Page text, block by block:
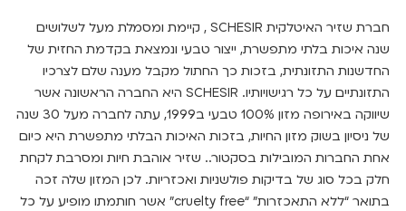
חברת שזיר האיטלקית SCHESIR , קיימת ומסמלת מעל לשלושים
שנה איכות בלתי מתפשרת, ייצור טבעי ונמצאת בקדמת החזית של
החדשנות התזונתית, בזכות כך החתול מקבל מענה שלם לצרכיו
התזונתיים על כל רגישויותיו. SCHESIR היא החברה הראשונה אשר
שיווקה באירופה מזון 100% טבעי ב1999, עתה לחברה מעל 30 שנה
של ניסיון בשוק מזון החיות, בזכות האיכות הבלתי מתפשרת היא כיום
אחת החברות המובילות בסקטור.. שזיר אוהבת חיות ומסרבת לקחת
חלק בכל סוג של בדיקות פולשניות ואכזריות. לכן המזון שלה זכה
בתואר “ללא התאכזרות” “cruelty free” אשר חותמתו מופיע על כל